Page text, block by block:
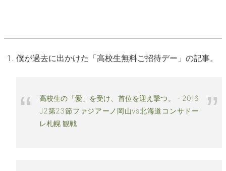
僕が過去に出かけた「高校生無料ご招待デー」の記事。
高校生の「愛」を受け、首位を迎え撃つ。 - 2016
J2第23節ファジアーノ岡山vs北海道コンサドー
レ札幌 観戦